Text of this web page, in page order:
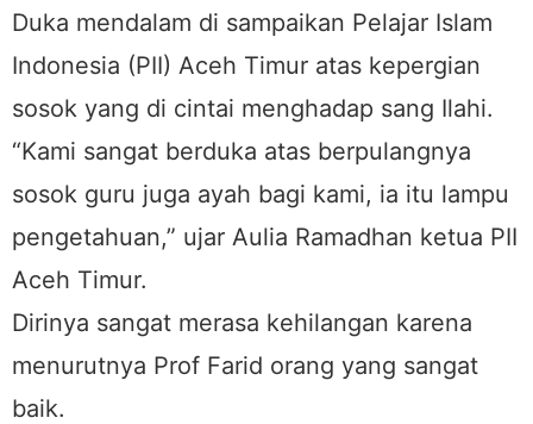
Duka mendalam di sampaikan Pelajar Islam
Indonesia (PII) Aceh Timur atas kepergian
sosok yang di cintai menghadap sang Ilahi.
“Kami sangat berduka atas berpulangnya
sosok guru juga ayah bagi kami, ia itu lampu
pengetahuan,” ujar Aulia Ramadhan ketua PII
Aceh Timur.
Dirinya sangat merasa kehilangan karena
menurutnya Prof Farid orang yang sangat
baik.